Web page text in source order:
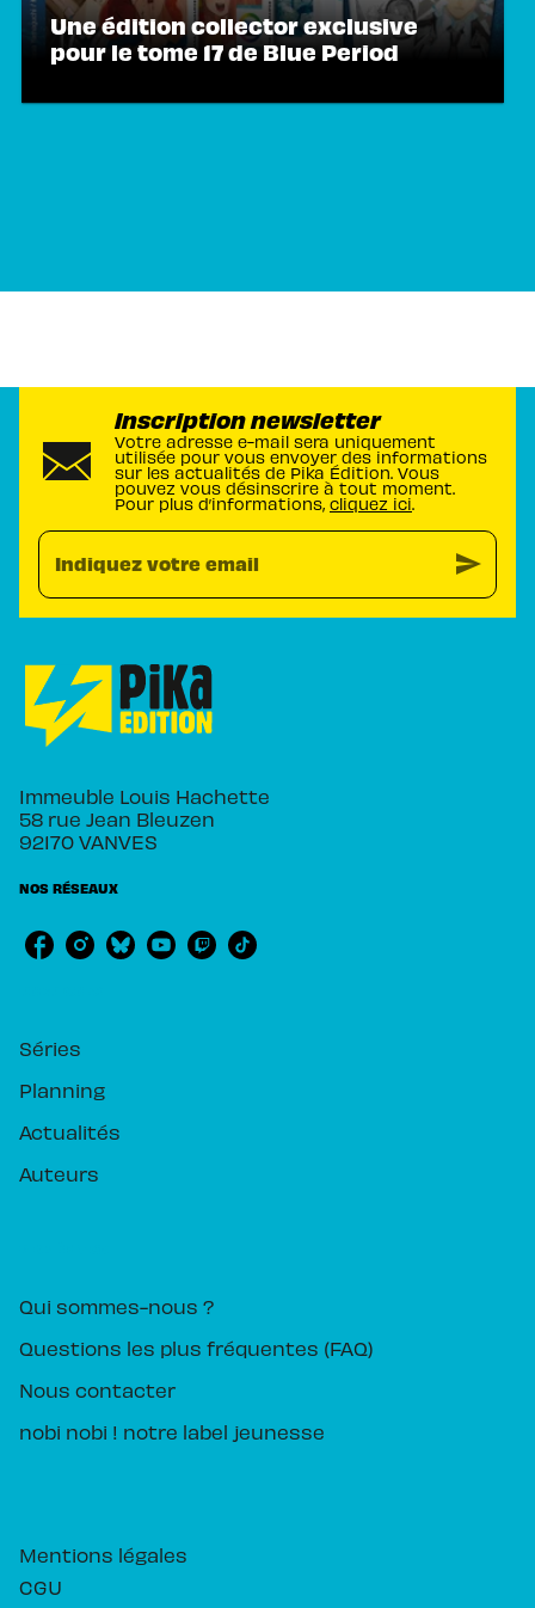
Une édition collector exclusive
pour le tome 17 de Blue Period
Inscription newsletter
Votre adresse e-mail sera uniquement
utilisée pour vous envoyer des informations
sur les actualités de Pika Édition. Vous
pouvez vous désinscrire à tout moment.
Pour plus d’informations, cliquez ici.
Indiquez votre email send
Immeuble Louis Hachette
58 rue Jean Bleuzen
92170 VANVES
NOS RÉSEAUX
Séries
Planning
Actualités
Auteurs
Qui sommes-nous ?
Questions les plus fréquentes (FAQ)
Nous contacter
nobi nobi ! notre label jeunesse
Mentions légales
CGU